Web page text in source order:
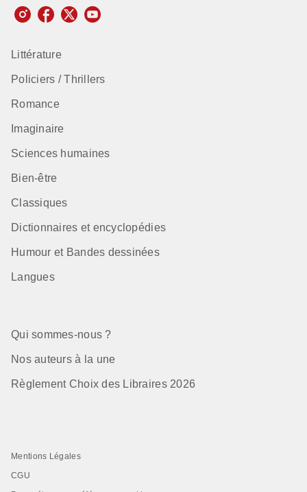
Littérature
Policiers / Thrillers
Romance
Imaginaire
Sciences humaines
Bien-être
Classiques
Dictionnaires et encyclopédies
Humour et Bandes dessinées
Langues
Qui sommes-nous ?
Nos auteurs à la une
Règlement Choix des Libraires 2026
Mentions Légales
CGU